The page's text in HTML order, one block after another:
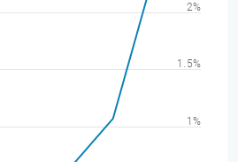
1%
1.5%
2%